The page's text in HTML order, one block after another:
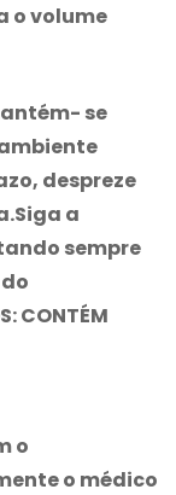
o volume
se
despreze
a
sempre
CONTÉM
o
o médico